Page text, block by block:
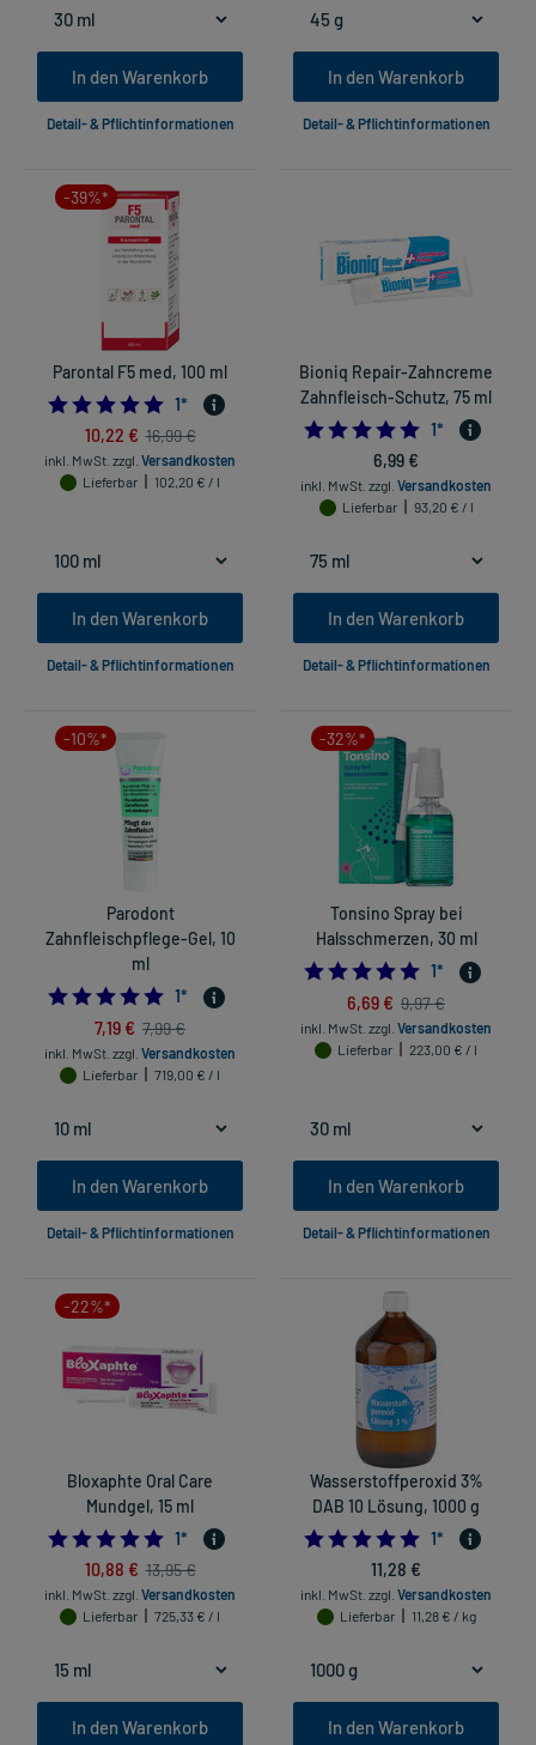
In den Warenkorb
Detail- & Pflichtinformationen
In den Warenkorb
Detail- & Pflichtinformationen
-39%*
Parontal F5 med, 100 ml
5.0
1*
10,22 € 16,99 €
inkl. MwSt. zzgl. Versandkosten
Lieferbar
102,20 € / l
In den Warenkorb
Detail- & Pflichtinformationen
Bioniq Repair-Zahncreme
Zahnfleisch-Schutz, 75 ml
5.0
1*
6,99 €
inkl. MwSt. zzgl. Versandkosten
Lieferbar
93,20 € / l
In den Warenkorb
Detail- & Pflichtinformationen
-10%*
Parodont
Zahnfleischpflege-Gel, 10
ml
5.0
1*
7,19 € 7,99 €
inkl. MwSt. zzgl. Versandkosten
Lieferbar
719,00 € / l
In den Warenkorb
Detail- & Pflichtinformationen
-32%*
Tonsino Spray bei
Halsschmerzen, 30 ml
5.0
1*
6,69 € 9,97 €
inkl. MwSt. zzgl. Versandkosten
Lieferbar
223,00 € / l
In den Warenkorb
Detail- & Pflichtinformationen
-22%*
Bloxaphte Oral Care
Mundgel, 15 ml
5.0
1*
10,88 € 13,95 €
inkl. MwSt. zzgl. Versandkosten
Lieferbar
725,33 € / l
In den Warenkorb
Wasserstoffperoxid 3%
DAB 10 Lösung, 1000 g
5.0
1*
11,28 €
inkl. MwSt. zzgl. Versandkosten
Lieferbar
11,28 € / kg
In den Warenkorb